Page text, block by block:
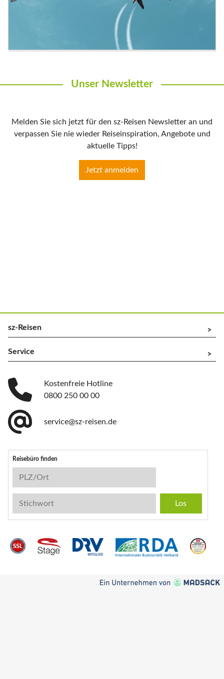
Unser Newsletter
Melden Sie sich jetzt für den sz-Reisen Newsletter an und
verpassen Sie nie wieder Reiseinspiration, Angebote und
aktuelle Tipps!
Jetzt anmelden
sz-Reisen ^
Service ^
Kostenfreie Hotline
0800 250 00 00
service@sz-reisen.de
Reisebüro finden
Reisebüro-Suche
PLZ/Ort